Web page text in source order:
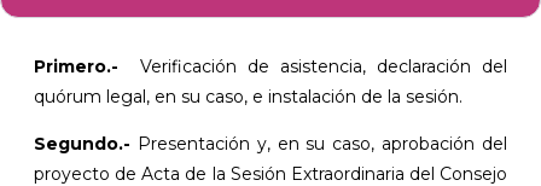
Primero.- Verificación de asistencia, declaración del
quórum legal, en su caso, e instalación de la sesión.
Segundo.- Presentación y, en su caso, aprobación del
proyecto de Acta de la Sesión Extraordinaria del Consejo